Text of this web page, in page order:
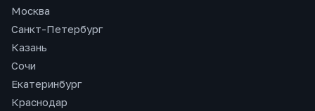
Москва
Санкт-Петербург
Казань
Сочи
Екатеринбург
Краснодар